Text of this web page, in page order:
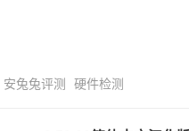
安兔兔评测 硬件检测